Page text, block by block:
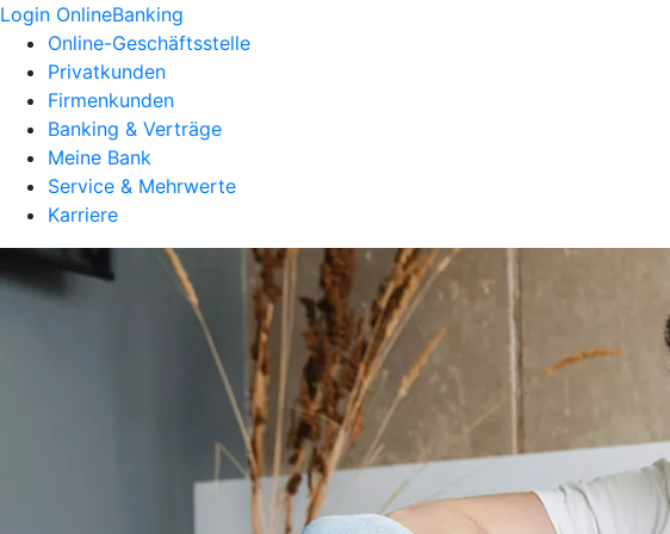
Login OnlineBanking
Online-Geschäftsstelle
Privatkunden
Firmenkunden
Banking & Verträge
Meine Bank
Service & Mehrwerte
Karriere